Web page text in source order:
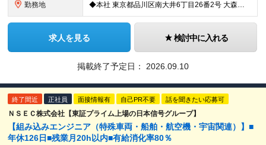
勤務地 ◆本社 東京都品川区南大井6丁目26番2号 大森ベルポート B館10階 ◆名古屋営業所 愛知県名古屋市中村区名駅4-2-25 名古屋ビルディング桜館 6階603号 ◆各プロジェクト先での勤務 東京
求人を見る 検討中に入れる
掲載終了予定日： 2026.09.10
終了間近 正社員 面接情報有 自己PR不要 話を聞きたい応募可
ＮＳＥＣ株式会社【東証プライム上場の日本信号グループ】
【組み込みエンジニア（特殊車両・船舶・航空機・宇宙関連）】■
年休126日■残業月20h以内■有給消化率80％